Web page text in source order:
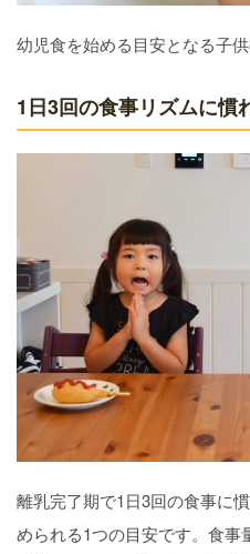
幼児食を始める目安となる子
1日3回の食事リズムに慣
離乳完了期で1日3回の食事に
められる1つの目安です。食